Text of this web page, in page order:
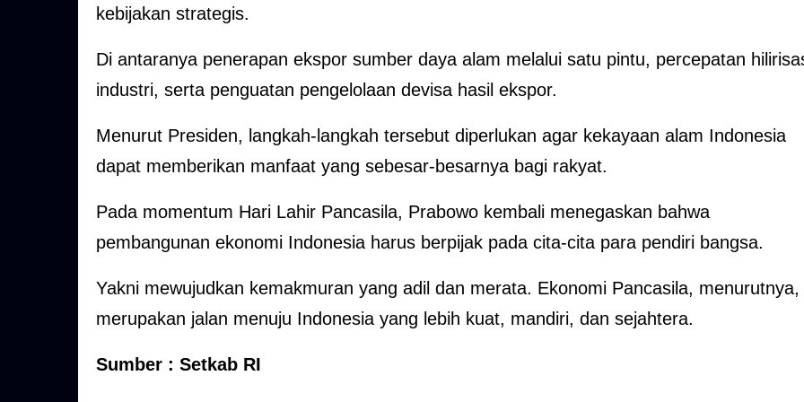
kebijakan strategis.
Di antaranya penerapan ekspor sumber daya alam melalui satu pintu, percepatan
industri, serta penguatan pengelolaan devisa hasil ekspor.
Menurut Presiden, langkah-langkah tersebut diperlukan agar kekayaan alam Indonesia
dapat memberikan manfaat yang sebesar-besarnya bagi rakyat.
Pada momentum Hari Lahir Pancasila, Prabowo kembali menegaskan bahwa
pembangunan ekonomi Indonesia harus berpijak pada cita-cita para pendiri bangsa.
Yakni mewujudkan kemakmuran yang adil dan merata. Ekonomi Pancasila, menurutnya,
merupakan jalan menuju Indonesia yang lebih kuat, mandiri, dan sejahtera.
Sumber : Setkab RI